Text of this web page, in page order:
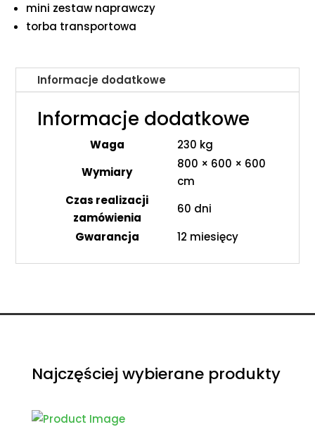
mini zestaw naprawczy
torba transportowa
Informacje dodatkowe
Informacje dodatkowe
Waga
230 kg
Wymiary
800 × 600 × 600
cm
Czas realizacji
zamówienia
60 dni
Gwarancja
12 miesięcy
Najczęściej wybierane produkty